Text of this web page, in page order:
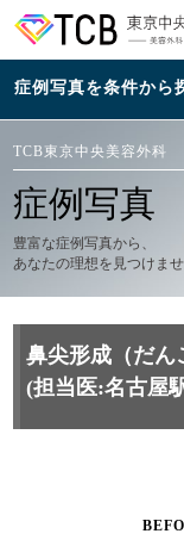
TCB東京中央美容外科
症例写真
豊富な症例写真から、
あなたの理想を見つけま
鼻尖形成（だん
(担当医:名古屋